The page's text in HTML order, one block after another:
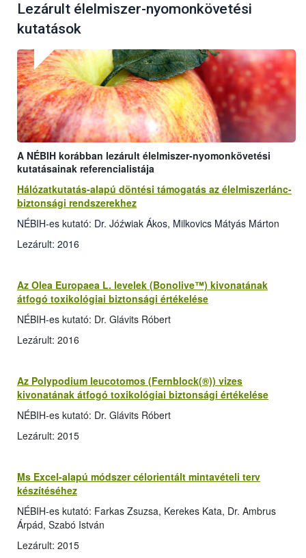
Lezárult élelmiszer-nyomonkövetési
kutatások
A NÉBIH korábban lezárult élelmiszer-nyomonkövetési
kutatásainak referencialistája
Hálózatkutatás-alapú döntési támogatás az élelmiszerlánc-
biztonsági rendszerekhez
NÉBIH-es kutató: Dr. Jóźwiak Ákos, Milkovics Mátyás Márton
Lezárult: 2016
Az Olea Europaea L. levelek (Bonolive™) kivonatának
átfogó toxikológiai biztonsági értékelése
NÉBIH-es kutató: Dr. Glávits Róbert
Lezárult: 2016
Az Polypodium leucotomos (Fernblock(®)) vizes
kivonatának átfogó toxikológiai biztonsági értékelése
NÉBIH-es kutató: Dr. Glávits Róbert
Lezárult: 2015
Ms Excel-alapú módszer célorientált mintavételi terv
készítéséhez
NÉBIH-es kutató: Farkas Zsuzsa, Kerekes Kata, Dr. Ambrus
Árpád, Szabó István
Lezárult: 2015